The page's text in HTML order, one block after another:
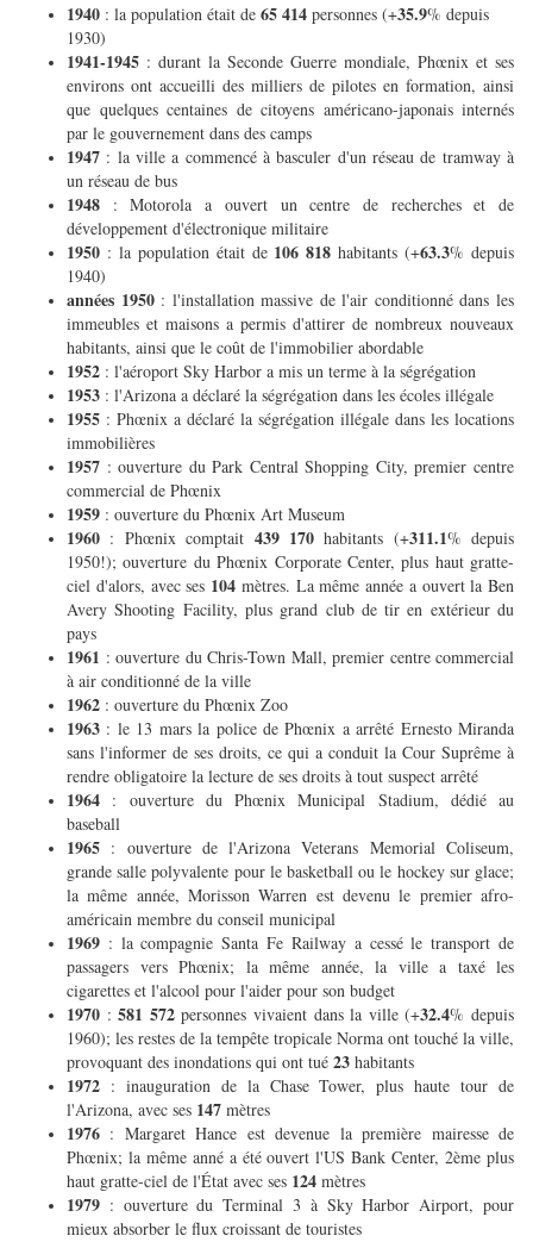
1940 : la population était de 65 414 personnes (+35.9% depuis
1930)
1941-1945 : durant la Seconde Guerre mondiale, Phœnix et ses
environs ont accueilli des milliers de pilotes en formation, ainsi
que quelques centaines de citoyens américano-japonais internés
par le gouvernement dans des camps
1947 : la ville a commencé à basculer d'un réseau de tramway à
un réseau de bus
1948
: Motorola a ouvert un centre de recherches et de
développement d'électronique militaire
1950 : la population était de 106 818 habitants (+63.3% depuis
1940)
années 1950: l'installation massive de l'air conditionné dans les
immeubles et maisons a permis d'attirer de nombreux nouveaux
habitants, ainsi que le coût de l'immobilier abordable
1952 : l'aéroport Sky Harbor a mis un terme à la ségrégation
1953 : l'Arizona a déclaré la ségrégation dans les écoles illégale
1955 : Phœnix a déclaré la ségrégation illégale dans les locations
immobilières
1957 : ouverture du Park Central Shopping City, premier centre
commercial de Phœnix
1959 : ouverture du Phœnix Art Museum
1960 : Phœnix comptait 439 170habitants (+311.1% depuis
1950!); ouverture du Phœnix Corporate Center, plus haut gratte-
ciel d'alors, avec ses 104 mètres. La même année a ouvert la Ben
Avery Shooting Facility, plus grand club de tir en extérieur du
pays
1961 : ouverture du Chris-Town Mall, premier centre commercial
à air conditionné de la ville
1962 : ouverture du Phœnix Zoo
1963 : le 13 mars la police de Phœnix a arrêté Ernesto Miranda
sans l'informer de ses droits, ce qui a conduit la Cour Suprême à
rendre obligatoire la lecture de ses droits à tout suspect arrêté
1964 : ouverture du Phœnix Municipal Stadium, dédié au
baseball
1965 : ouverture de l'Arizona Veterans Memorial Coliseum,
grande salle polyvalente pour le basketball ou le hockey sur glace;
la même année, Morisson Warren est devenu le premier afro-
américain membre du conseil municipal
1969 : la compagnie Santa Fe Railway a cessé le transport de
passagers vers Phœnix; la même année, la ville a taxé les
cigarettes et l'alcool pour l'aider pour son budget
1970 :581 572personnes vivaient dans la ville (+32.4% depuis
1960); les restes de la tempête tropicale Norma ont touché la ville,
provoquant des inondations qui ont tué 23 habitants
1972 : inauguration de la Chase Tower, plus haute tour de
l'Arizona, avec ses 147 mètres
1976 : Margaret Hance est devenue la première mairesse de
Phœnix; la même anné a été ouvert l'US Bank Center, 2ème plus
haut gratte-ciel de l'État avec ses 124 mètres
1979 : ouverture du Terminal 3 à Sky Harbor Airport, pour
mieux absorber le flux croissant de touristes